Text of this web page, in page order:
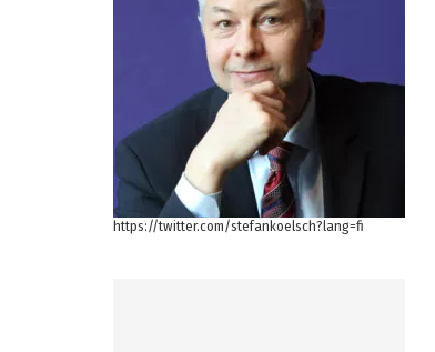
https://twitter.com/stefankoelsch?lang=fi